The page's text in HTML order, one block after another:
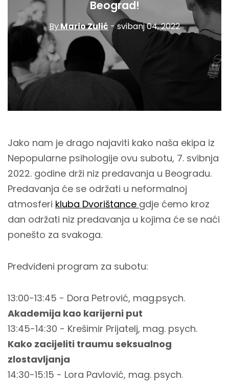
Beograd!
ByMario Zulić - svibanj 04, 2022
Jako nam je drago najaviti kako naša ekipa iz
Nepopularne psihologije ovu subotu, 7. svibnja
2022. godine drži niz predavanja u Beogradu.
Predavanja će se održati u neformalnoj
atmosferi kluba Dvorištance gdje ćemo kroz
dan održati niz predavanja u kojima će se naći
ponešto za svakoga.
Predviđeni program za subotu:
13:00-13:45 - Dora Petrović, mag.psych.
Akademija kao karijerni put
13:45-14:30 - Krešimir Prijatelj, mag. psych.
Kako zacijeliti traumu seksualnog
zlostavljanja
14:30-15:15 - Lora Pavlović, mag. psych.